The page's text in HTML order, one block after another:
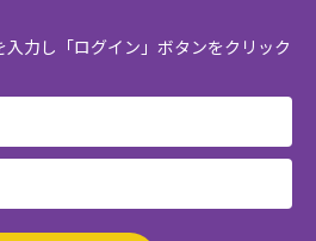
力し「ログイン」ボタンをクリック